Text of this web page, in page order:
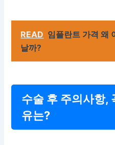
READ 임플란트 가격 왜
날까?
수술 후 주의사항,
유는?